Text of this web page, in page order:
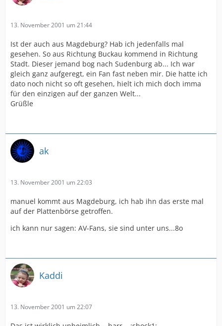
13. November 2001 um 21:44
Ist der auch aus Magdeburg? Hab ich jedenfalls mal
gesehen. So aus Richtung Buckau kommend in Richtung
Stadt. Dieser jemand bog nach Sudenburg ab... Ich war
gleich ganz aufgeregt, ein Fan fast neben mir. Die hatte ich
dato noch nicht so oft gesehen, hielt ich mich doch imma
für den einzigen auf der ganzen Welt...
Grüßle
ak
13. November 2001 um 22:03
manuel kommt aus Magdeburg, ich hab ihn das erste mal
auf der Plattenbörse getroffen.
ich kann nur sagen: AV-Fans, sie sind unter uns...8o
Kaddi
13. November 2001 um 22:07